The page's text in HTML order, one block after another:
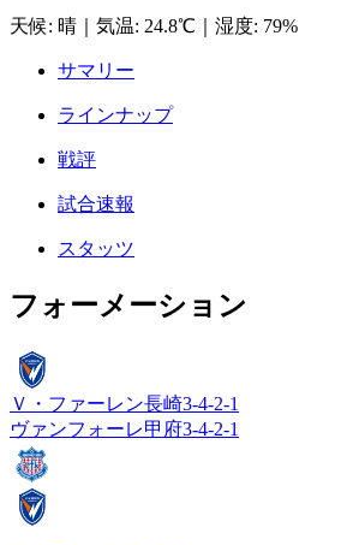
天候: 晴 気温: 24.8℃ 湿度: 79%
サマリー
ラインナップ
戦評
試合速報
スタッツ
フォーメーション
Ｖ・ファーレン長崎3-4-2-1
ヴァンフォーレ甲府3-4-2-1